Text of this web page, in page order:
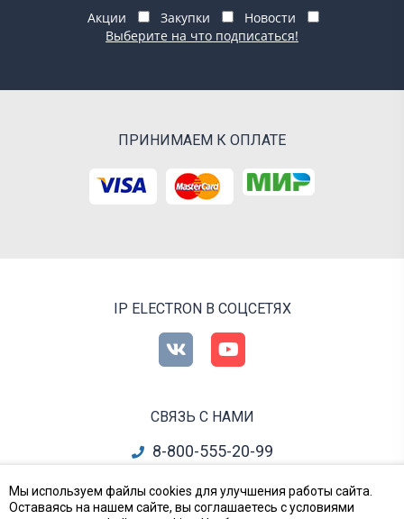
Акции Закупки
Новости
Выберите на что подписаться!
ПРИНИМАЕМ К ОПЛАТЕ
IP ELECTRON В СОЦСЕТЯХ
СВЯЗЬ С НАМИ
8-800-555-20-99
info@ipelectron.ru
все контакты
Мы используем файлы cookies для улучшения работы сайта.
Оставаясь на нашем сайте, вы соглашаетесь с условиями